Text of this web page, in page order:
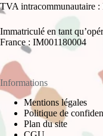
TVA intracommunautaire
Immatriculé en tant
France : IM001180004
Informations
Mentions légales
Politique de
Plan du site